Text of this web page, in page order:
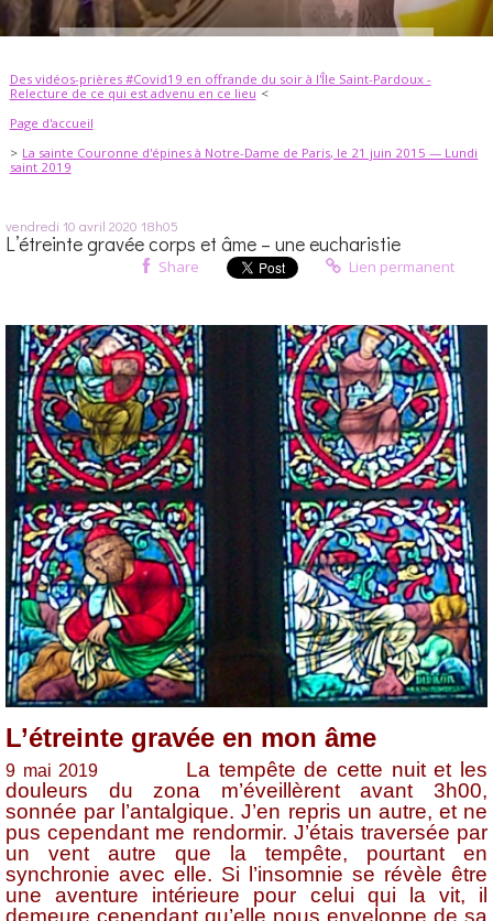
Des vidéos-prières #Covid19 en offrande du soir à l'Île Saint-Pardoux -
Relecture de ce qui est advenu en ce lieu
Page d'accueil
La sainte Couronne d'épines à Notre-Dame de Paris, le 21 juin 2015 — Lundi
saint 2019
vendredi 10 avril 2020 18h05
L’étreinte gravée corps et âme – une eucharistie
Share Lien permanent
L’étreinte gravée en mon âme
9 mai 2019 La tempête de cette nuit et les
douleurs du zona m’éveillèrent avant 3h00,
sonnée par l’antalgique. J’en repris un autre, et ne
pus cependant me rendormir. J’étais traversée par
un vent autre que la tempête, pourtant en
synchronie avec elle. Si l’insomnie se révèle être
une aventure intérieure pour celui qui la vit, il
demeure cependant qu’elle nous enveloppe de sa